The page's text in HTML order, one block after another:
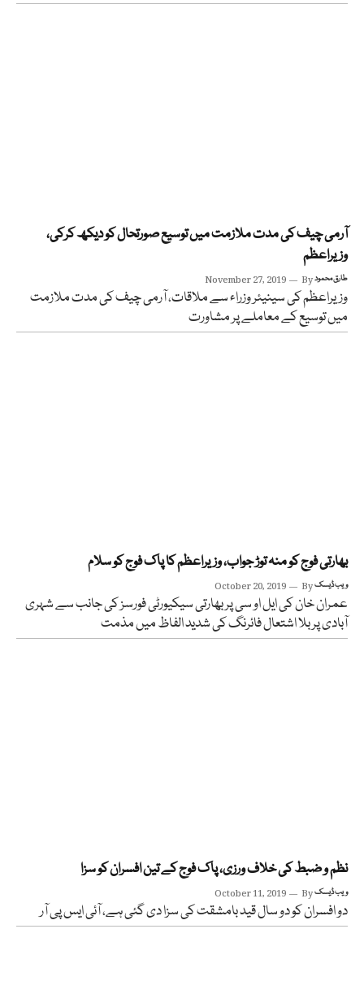
آرمی چیف کی مدت ملازمت میں توسیع صورتحال کو دیکھ کرکی،
وزیراعظم
November 27, 2019 Byطارق محمود
وزیراعظم کی سینیئر وزراء سے ملاقات، آرمی چیف کی مدت ملازمت
میں توسیع کے معاملے پر مشاورت
بھارتی فوج کو منہ توڑ جواب، وزیراعظم کا پاک فوج کو سلام
October 20, 2019 Byویب ڈیسک
عمران خان کی ایل او سی پر بھارتی سیکیورٹی فورسز کی جانب سے شہری
آبادی پر بلا اشتعال فائرنگ کی شدید الفاظ میں مذمت
نظم و ضبط کی خلاف ورزی، پاک فوج کے تین افسران کو سزا
October 11, 2019 Byویب ڈیسک
دو افسران کو دو سال قید بامشقت کی سزا دی گئی ہے، آئی ایس پی آر